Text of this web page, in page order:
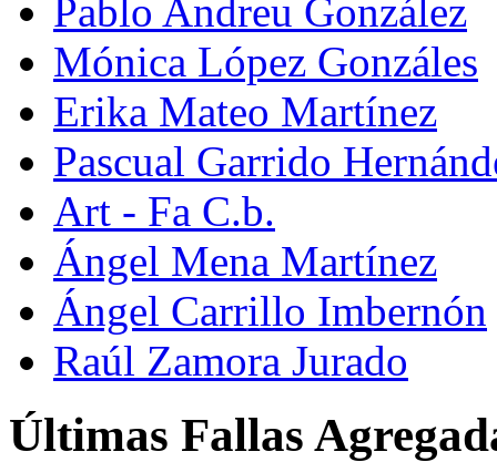
Pablo Andreu González
Mónica López Gonzáles
Erika Mateo Martínez
Pascual Garrido
Art - Fa C.b.
Ángel Mena Martínez
Ángel Carrillo Imbernón
Raúl Zamora Jurado
Últimas Fallas